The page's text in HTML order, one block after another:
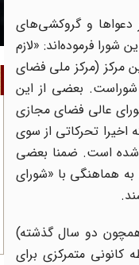
از دعواها و گروکشی‌های
فرموده‌اند: «لازم
مرکز (مرکز ملی فضای
بعضی از این
عالی فضای مجازی
تحرکاتی از سوی
شده است. ضمنا بعضی
به هماهنگی با «شورای
دو سال گذشته)
متمرکزی برای